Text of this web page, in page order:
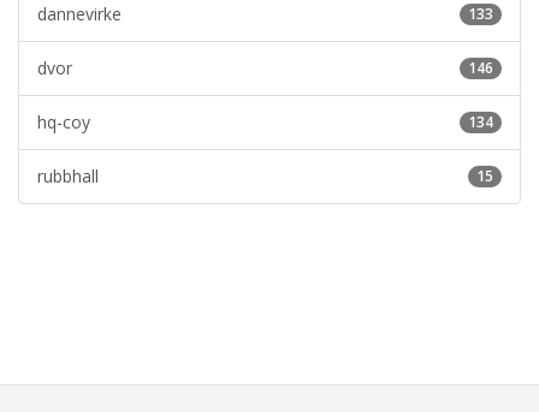
133
dannevirke
146
dvor
134
hq-coy
15
rubbhall